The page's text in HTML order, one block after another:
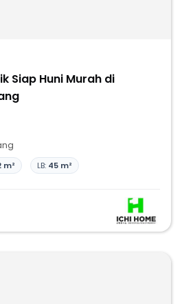
Siap Huni Murah di
m² LB: 45 m²